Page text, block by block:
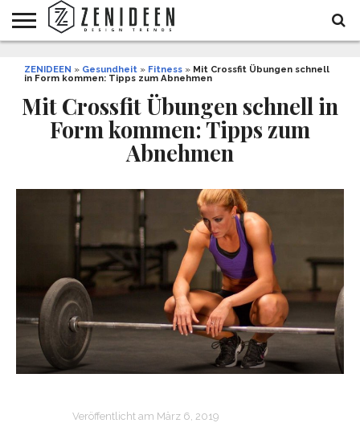
INNENDESIGN
ARCHITEKTUR
GARTEN
UND
LIFESTYLE
DEKO
&
DIY
STYLE
REZEPTE
GESUNDHEIT
WEIHNACHTEN
ZENIDEEN » Gesundheit » Fitness » Mit Crossfit Übungen schnell
in Form kommen: Tipps zum Abnehmen
Mit Crossfit Übungen schnell in
Form kommen: Tipps zum
Abnehmen
Veröffentlicht am März 6, 2019